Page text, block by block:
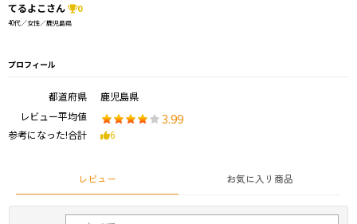
てるよこさん 0
40代／女性／鹿児島県
プロフィール
都道府県
鹿児島県
レビュー平均値
3.99
参考になった!合計 6
レビュー お気に入り商品